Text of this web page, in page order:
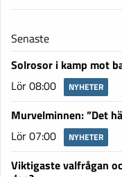
Senaste
Solrosor i kamp mot
Lör 08:00
NYHETER
Murvelminnen: ”Det
Lör 07:00
NYHETER
Viktigaste valfrågan